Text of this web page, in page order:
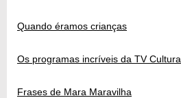
Quando éramos crianças
Os programas incríveis da TV Cultura
Frases de Mara Maravilha